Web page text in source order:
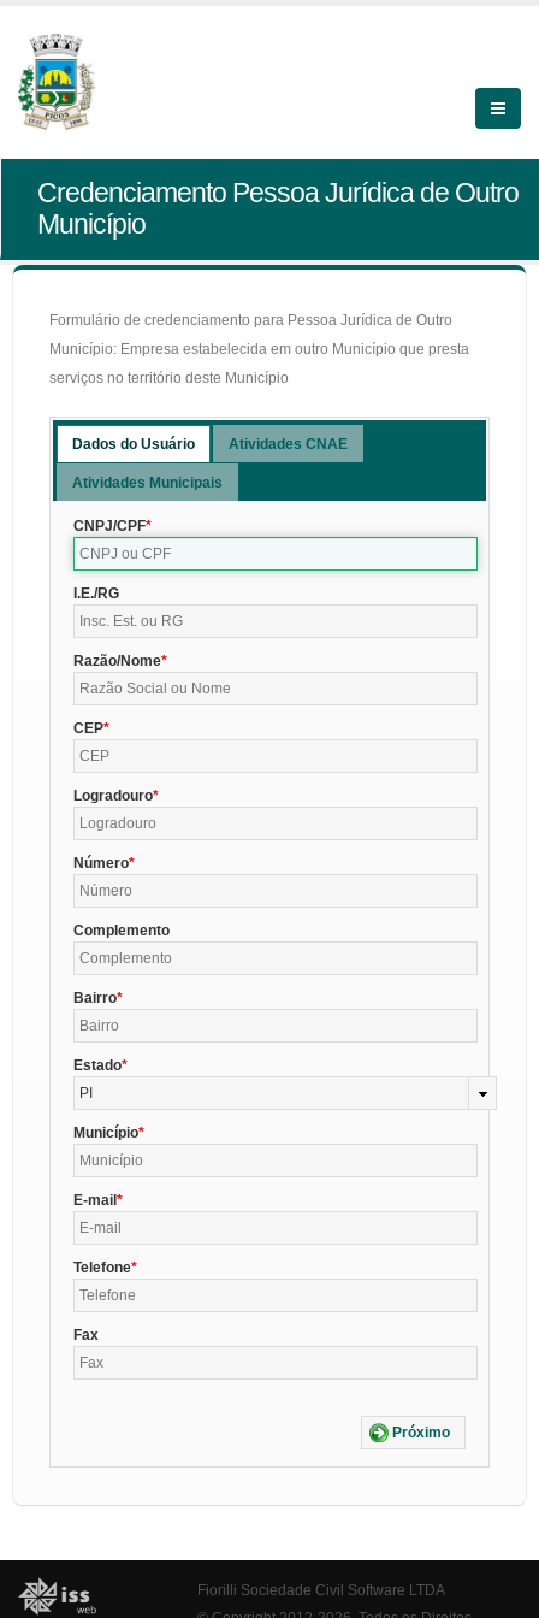
Credenciamento Pessoa Jurídica de Outro
Município
Formulário de credenciamento para Pessoa Jurídica de Outro
Município: Empresa estabelecida em outro Município que presta
serviços no território deste Município
Dados do Usuário Atividades CNAE
Atividades Municipais
CNPJ/CPF
I.E./RG
Razão/Nome
CEP
Logradouro
Número
Complemento
Bairro
Estado
PI
Município
E-mail
Telefone
Fax
Próximo
Fiorilli Sociedade Civil Software LTDA